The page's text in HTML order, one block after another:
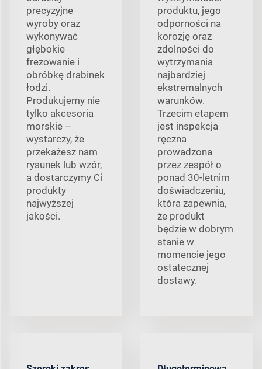
precyzyjne
wyroby oraz
wykonywać
głębokie
frezowanie i
obróbkę drabinek
łodzi.
Produkujemy nie
tylko akcesoria
morskie –
wystarczy, że
przekażesz nam
rysunek lub wzór,
a dostarczymy Ci
produkty
najwyższej
jakości.
produktu, jego
odporności na
korozję oraz
zdolności do
wytrzymania
najbardziej
ekstremalnych
warunków.
Trzecim etapem
jest inspekcja
ręczna
prowadzona
przez zespół o
ponad 30-letnim
doświadczeniu,
która zapewnia,
że produkt
będzie w dobrym
stanie w
momencie jego
ostatecznej
dostawy.